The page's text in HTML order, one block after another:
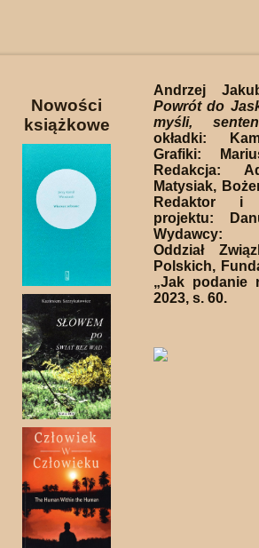
Nowości
książkowe
Andrzej
Powrót do
myśli,
okładki:
Grafiki:
Redakcja:
Matysiak,
Redaktor i
projektu:
Wydawcy:
Oddział
Polskich,
„Jak podanie
2023, s. 60.